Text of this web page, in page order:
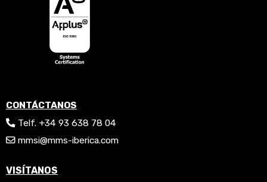
CONTÁCTANOS
Telf. +34 93 638 78 04
mmsi@mms-iberica.com
VISÍTANOS